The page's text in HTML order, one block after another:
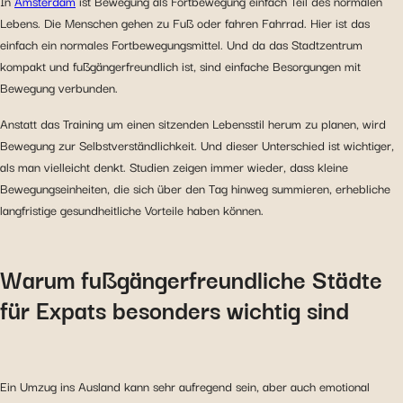
Lebens. Die Menschen gehen zu Fuß oder fahren Fahrrad. Hier ist das
einfach ein normales Fortbewegungsmittel. Und da das Stadtzentrum
kompakt und fußgängerfreundlich ist, sind einfache Besorgungen mit
Bewegung verbunden.
Anstatt das Training um einen sitzenden Lebensstil herum zu planen, wird
Bewegung zur Selbstverständlichkeit. Und dieser Unterschied ist wichtiger,
als man vielleicht denkt. Studien zeigen immer wieder, dass kleine
Bewegungseinheiten, die sich über den Tag hinweg summieren, erhebliche
langfristige gesundheitliche Vorteile haben können.
Warum fußgängerfreundliche Städte
für Expats besonders wichtig sind
Ein Umzug ins Ausland kann sehr aufregend sein, aber auch emotional